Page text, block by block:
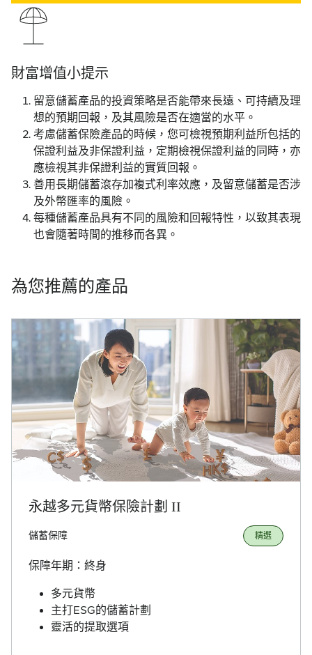
財富增值小提示
留意儲蓄產品的投資策略是否能帶來長遠、可持續及理
想的預期回報，及其風險是否在適當的水平。
考慮儲蓄保險產品的時候，您可檢視預期利益所包括的
保證利益及非保證利益，定期檢視保證利益的同時，亦
應檢視其非保證利益的實質回報。
善用長期儲蓄滾存加複式利率效應，及留意儲蓄是否涉
及外幣匯率的風險。
每種儲蓄產品具有不同的風險和回報特性，以致其表現
也會隨著時間的推移而各異。
為您推薦的產品
永越多元貨幣保險計劃 II
儲蓄保障 精選
保障年期：終身
多元貨幣
主打ESG的儲蓄計劃
靈活的提取選項